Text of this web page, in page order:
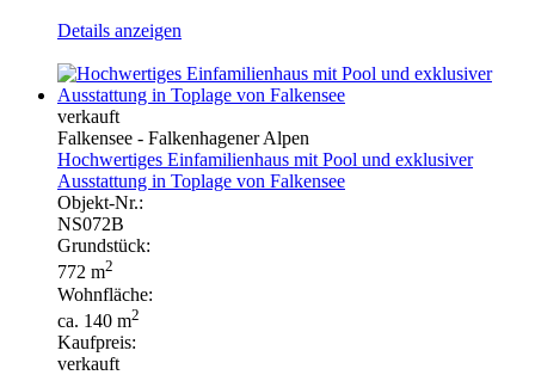
Details anzeigen
verkauft
Falkensee - Falkenhagener Alpen
Hochwertiges Einfamilienhaus mit Pool und exklusiver
Ausstattung in Toplage von Falkensee
Objekt-Nr.:
NS072B
Grundstück:
772 m2
Wohnfläche:
ca. 140 m2
Kaufpreis:
verkauft